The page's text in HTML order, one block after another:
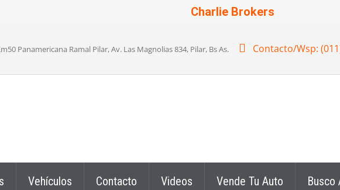
Panamericana Ramal Pilar, Av. Las Magnolias 834, Pilar, Bs As. Contacto/Wsp:
Vehículos Contacto Videos Vende Tu Auto Busco
Charlie Brokers